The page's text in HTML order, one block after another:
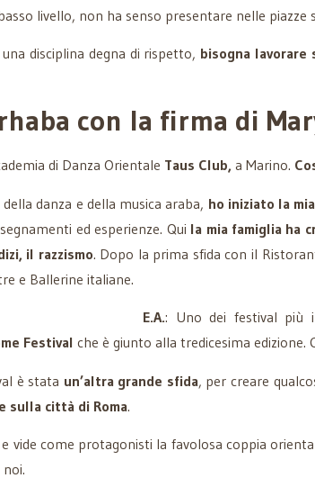
livello, non ha senso presentare nelle piazze
disciplina degna di rispetto, bisogna
con la firma di
di Danza Orientale Taus Club, a Marino.
danza e della musica araba, ho iniziato la
ed esperienze. Qui la mia famiglia ha
il razzismo. Dopo la prima sfida con il
e Ballerine italiane.
E.A.: Uno dei festival più
Festival che è giunto alla tredicesima edizione.
è stata un’altra grande sfida, per creare
sulla città di Roma.
vide come protagonisti la favolosa coppia